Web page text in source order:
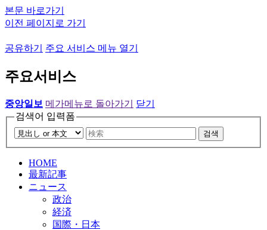
본문 바로가기
이전 페이지로 가기
공유하기 주요 서비스 메뉴 열기
주요서비스
중앙일보 메가메뉴로 돌아가기
닫기
검색어 입력폼
검색
HOME
最新記事
ニュース
政治
経済
国際・日本